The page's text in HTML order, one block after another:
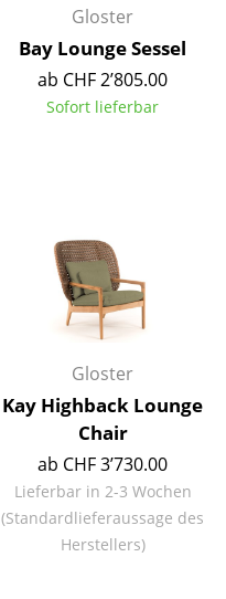
Gloster
Bay Lounge Sessel
ab CHF 2’805.00
Sofort lieferbar
Gloster
Kay Highback Lounge
Chair
ab CHF 3’730.00
Lieferbar in 2-3 Wochen
(Standardlieferaussage des
Herstellers)